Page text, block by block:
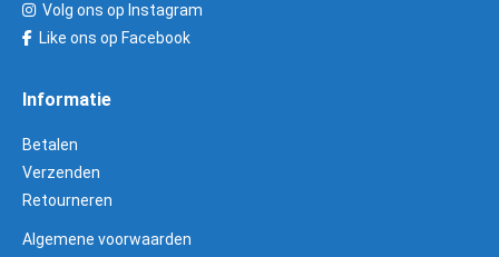
Volg ons op Instagram
Like ons op Facebook
Informatie
Betalen
Verzenden
Retourneren
Algemene voorwaarden